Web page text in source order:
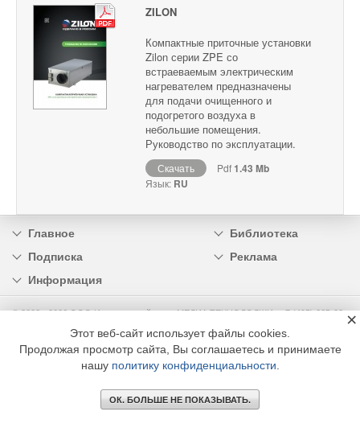
ZILON
Компактные приточные установки
Zilon серии ZPE со
встраеваемым электрическим
нагревателем предназначены
для подачи очищенного и
подогретого воздуха в
небольшие помещения.
Руководство по эксплуатации.
Скачать Pdf1.43 Mb
Язык: RU
Главное
Библиотека
Подписка
Реклама
Информация
© 2002 - 2026 OOO Издательский дом «МЕДИА ТЕХНОЛОДЖИ» +7 (495) 665-00-
Этот веб-сайт использует файлы cookies.
Продолжая просмотр сайта, Вы соглашаетесь и принимаете
нашу политику конфиденциальности
ОК. БОЛЬШЕ НЕ ПОКАЗЫВАТЬ.
×